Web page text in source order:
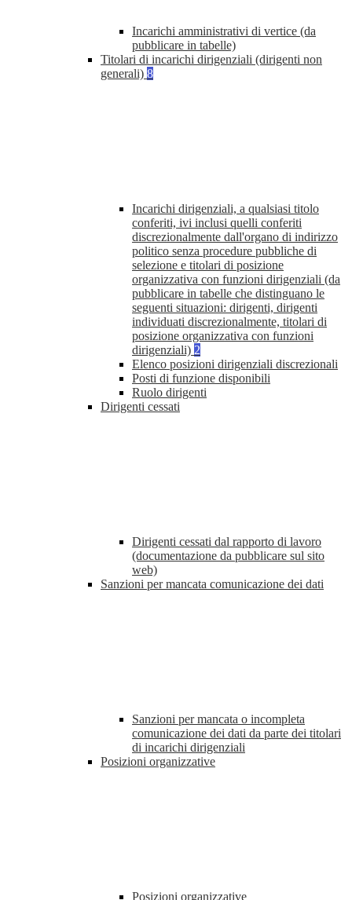
Incarichi amministrativi di vertice (da
pubblicare in tabelle)
Titolari di incarichi dirigenziali (dirigenti non
generali) 8
Incarichi dirigenziali, a qualsiasi titolo
conferiti, ivi inclusi quelli conferiti
discrezionalmente dall'organo di indirizzo
politico senza procedure pubbliche di
selezione e titolari di posizione
organizzativa con funzioni dirigenziali (da
pubblicare in tabelle che distinguano le
seguenti situazioni: dirigenti, dirigenti
individuati discrezionalmente, titolari di
posizione organizzativa con funzioni
dirigenziali) 2
Elenco posizioni dirigenziali discrezionali
Posti di funzione disponibili
Ruolo dirigenti
Dirigenti cessati
Dirigenti cessati dal rapporto di lavoro
(documentazione da pubblicare sul sito
web)
Sanzioni per mancata comunicazione dei dati
Sanzioni per mancata o incompleta
comunicazione dei dati da parte dei titolari
di incarichi dirigenziali
Posizioni organizzative
Posizioni organizzative